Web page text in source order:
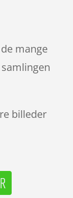
mange
billeder